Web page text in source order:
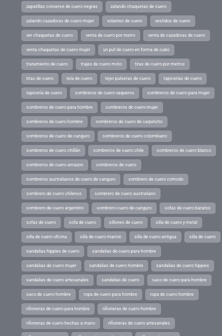
zapatillas converse de cuero negras zalando chaquetas de cuero
zalando cazadoras de cuero mujer volantes de cuero vestidos de cuero
ver chaquetas de cuero venta de cuero por metro venta de cazadoras de cuero
venta chaquetas de cuero mujer un puf de cuero en forma de cubo
tratamiento de cuero trajes de cuero moto tiras de cuero por metros
tiras de cuero tela de cuero tejer pulseras de cuero tapicerias de cuero
tapicería de cuero sombreros de cuero vaqueros sombreros de cuero para mujer
sombreros de cuero para hombre sombreros de cuero mujer
sombreros de cuero hombre sombreros de cuero de carpincho
sombreros de cuero de canguro sombreros de cuero colombiano
sombreros de cuero chillán sombreros de cuero chile sombreros de cuero blanco
sombreros de cuero amazon sombreros de cuero
sombreros australianos de cuero de canguro sombrero de cuero comodo
sombrero de cuero chilenos sombrero de cuero australiano
sombrero de cuero argentino sombrero cuero de canguro sofas de cuero baratos
sofas de cuero sofa de cuero sillones de cuero silla de cuero y metal
silla de cuero oficina silla de cuero marron silla de cuero antigua silla de cuero
sandalias hippies de cuero sandalias de cuero para hombre
sandalias de cuero mujer sandalias de cuero hombre sandalias de cuero hippies
sandalias de cuero artesanales sandalias de cuero saco de cuero para hombre
saco de cuero hombre ropa de cuero para hombre ropa de cuero hombre
riñoneras de cuero para hombre riñoneras de cuero hombre
riñoneras de cuero hechas a mano riñoneras de cuero artesanales